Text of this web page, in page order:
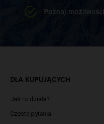
Poznaj
DLA KUPUJĄCYCH
Jak to działa?
Częste pytania